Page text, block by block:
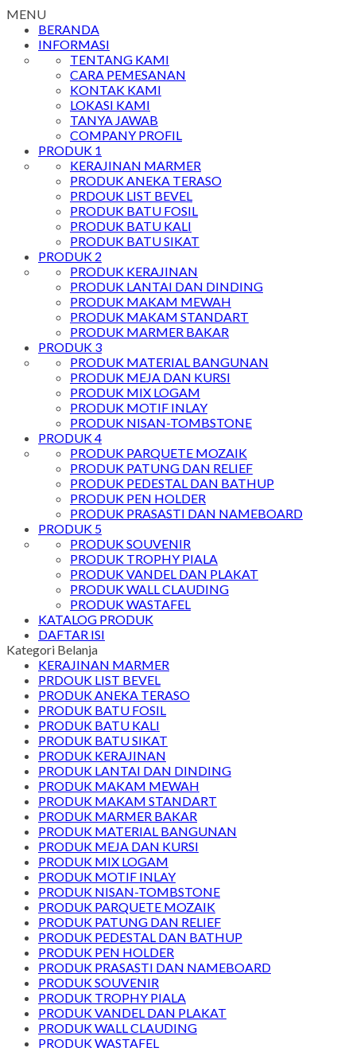
MENU
BERANDA
INFORMASI
TENTANG KAMI
CARA PEMESANAN
KONTAK KAMI
LOKASI KAMI
TANYA JAWAB
COMPANY PROFIL
PRODUK 1
KERAJINAN MARMER
PRODUK ANEKA TERASO
PRDOUK LIST BEVEL
PRODUK BATU FOSIL
PRODUK BATU KALI
PRODUK BATU SIKAT
PRODUK 2
PRODUK KERAJINAN
PRODUK LANTAI DAN DINDING
PRODUK MAKAM MEWAH
PRODUK MAKAM STANDART
PRODUK MARMER BAKAR
PRODUK 3
PRODUK MATERIAL BANGUNAN
PRODUK MEJA DAN KURSI
PRODUK MIX LOGAM
PRODUK MOTIF INLAY
PRODUK NISAN-TOMBSTONE
PRODUK 4
PRODUK PARQUETE MOZAIK
PRODUK PATUNG DAN RELIEF
PRODUK PEDESTAL DAN BATHUP
PRODUK PEN HOLDER
PRODUK PRASASTI DAN NAMEBOARD
PRODUK 5
PRODUK SOUVENIR
PRODUK TROPHY PIALA
PRODUK VANDEL DAN PLAKAT
PRODUK WALL CLAUDING
PRODUK WASTAFEL
KATALOG PRODUK
DAFTAR ISI
Kategori Belanja
KERAJINAN MARMER
PRDOUK LIST BEVEL
PRODUK ANEKA TERASO
PRODUK BATU FOSIL
PRODUK BATU KALI
PRODUK BATU SIKAT
PRODUK KERAJINAN
PRODUK LANTAI DAN DINDING
PRODUK MAKAM MEWAH
PRODUK MAKAM STANDART
PRODUK MARMER BAKAR
PRODUK MATERIAL BANGUNAN
PRODUK MEJA DAN KURSI
PRODUK MIX LOGAM
PRODUK MOTIF INLAY
PRODUK NISAN-TOMBSTONE
PRODUK PARQUETE MOZAIK
PRODUK PATUNG DAN RELIEF
PRODUK PEDESTAL DAN BATHUP
PRODUK PEN HOLDER
PRODUK PRASASTI DAN NAMEBOARD
PRODUK SOUVENIR
PRODUK TROPHY PIALA
PRODUK VANDEL DAN PLAKAT
PRODUK WALL CLAUDING
PRODUK WASTAFEL